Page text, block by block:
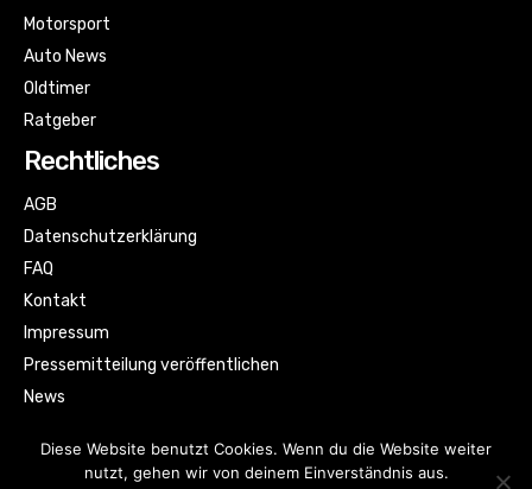
Motorsport
Auto News
Oldtimer
Ratgeber
Rechtliches
AGB
Datenschutzerklärung
FAQ
Kontakt
Impressum
Pressemitteilung veröffentlichen
News
Diese Website benutzt Cookies. Wenn du die Website weiter
nutzt, gehen wir von deinem Einverständnis aus.